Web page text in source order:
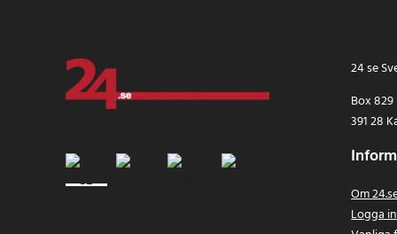
Braun 8583
Braun 8995
Braun 8785
24 se
Box 829
391 28
Om
Logga in